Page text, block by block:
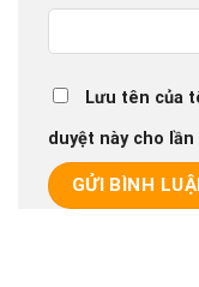
Lưu tên của
duyệt này cho